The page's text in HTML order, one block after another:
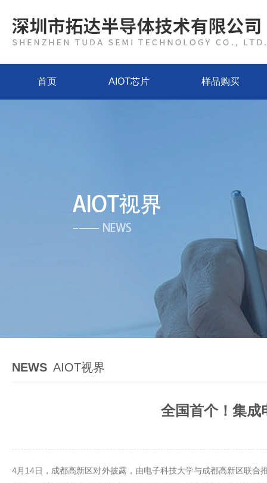
首页 AIOT芯片 样品购买
NEWS AIOT视界
全国首个！集
4月14日，成都高新区对外披露，由电子科技大学与成都高新区联合